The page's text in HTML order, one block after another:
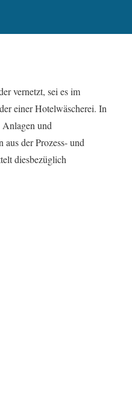
vernetzt, sei es im
einer Hotelwäscherei. In
und
der Prozess- und
diesbezüglich